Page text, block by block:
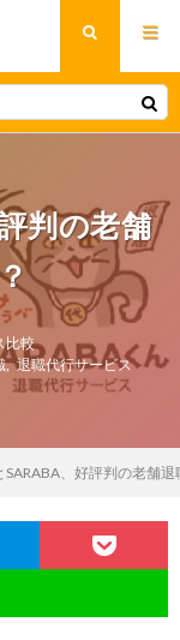
判の老舗
比較
,退職代行サービス
SARABA、好評判の老舗